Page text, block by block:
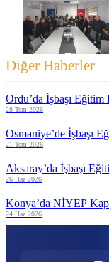
Diğer Haberler
Ordu’da İşbaşı Eğitim
28 Tem 2026
Osmaniye’de İşbaşı
21 Tem 2026
Aksaray’da İşbaşı
26 Haz 2026
Konya’da NİYEP
24 Haz 2026